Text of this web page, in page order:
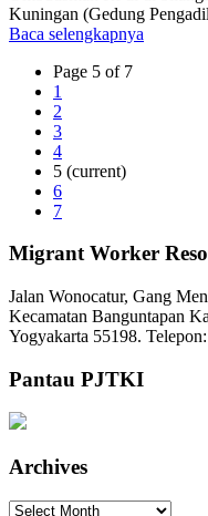
Kuningan (Gedung
Baca selengkapnya
Page 5 of 7
1
2
3
4
5 (current)
6
7
Migrant Worker
Jalan Wonocatur, Gang
Kecamatan Banguntapan
Yogyakarta 55198.
Pantau PJTKI
Archives
Archives